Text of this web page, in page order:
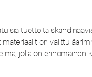
tuotteita
on valittu
jolla on erinomainen